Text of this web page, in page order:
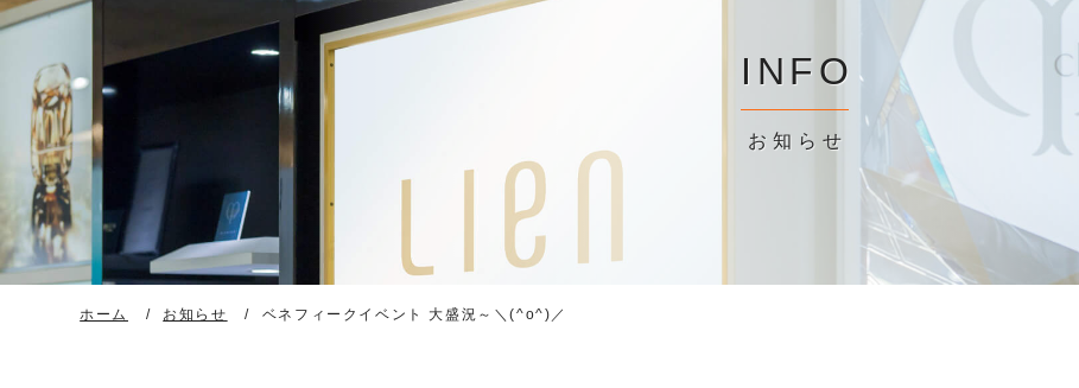
INFO
お知らせ
ホーム お知らせ ベネフィークイベント 大盛況～＼(^o^)／